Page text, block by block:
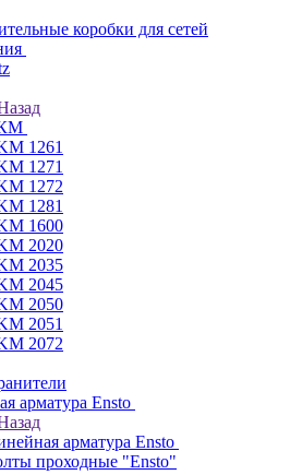
коробки для сетей
1261
1271
1272
1281
1600
2020
2035
2045
2050
2051
2072
арматура Ensto
арматура Ensto
проходные "Ensto"